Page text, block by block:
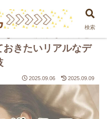
い？洗濯がめんど
おきたいリアルなデ
2025.09.06 2025.09.09
検索